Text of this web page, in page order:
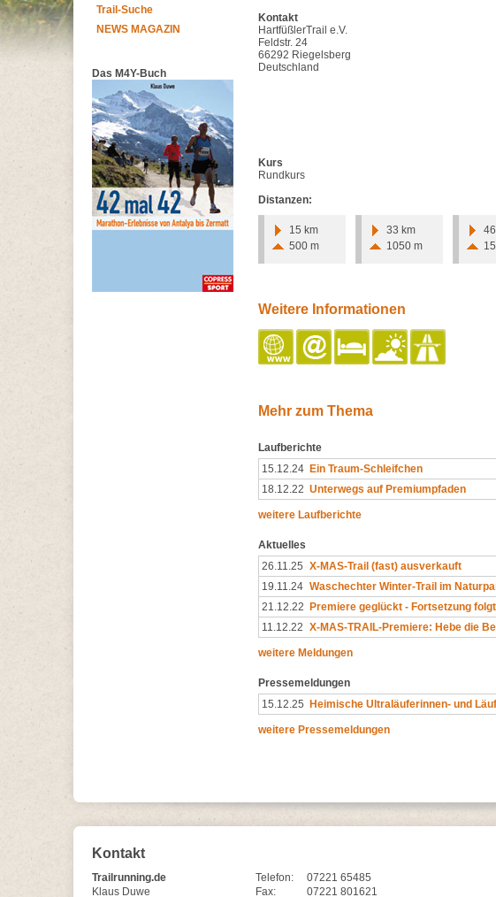
Trail-Suche
NEWS MAGAZIN
Das M4Y-Buch
Kontakt
HartfüßlerTrail e.V.
Feldstr. 24
66292 Riegelsberg
Deutschland
Kurs
Rundkurs
Distanzen:
15 km
500 m
33 km
1050 m
Weitere Informationen
Mehr zum Thema
Laufberichte
15.12.24 Ein Traum-Schleifchen
18.12.22 Unterwegs auf Premiumpfaden
weitere Laufberichte
Aktuelles
26.11.25 X-MAS-Trail (fast) ausverkauft
19.11.24 Waschechter Winter-Trail im
21.12.22 Premiere geglückt - Fortsetzung folgt
11.12.22 X-MAS-TRAIL-Premiere: Hebe die
weitere Meldungen
Pressemeldungen
15.12.25 Heimische Ultraläuferinnen- und
weitere Pressemeldungen
Kontakt
Trailrunning.de
Klaus Duwe
Telefon:
07221 65485
Fax:
07221 801621